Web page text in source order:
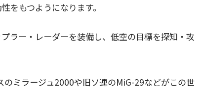
をもつようになります。
ラー・レーダーを装備し、低空の目標を探知・攻
ミラージュ2000や旧ソ連のMiG-29などがこの世